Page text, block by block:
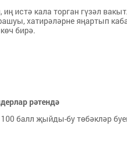
истә кала торган гүзәл
хатирәләрне яңартып
бирә.
рәтендә
балл җыйды-бу төбәкләр